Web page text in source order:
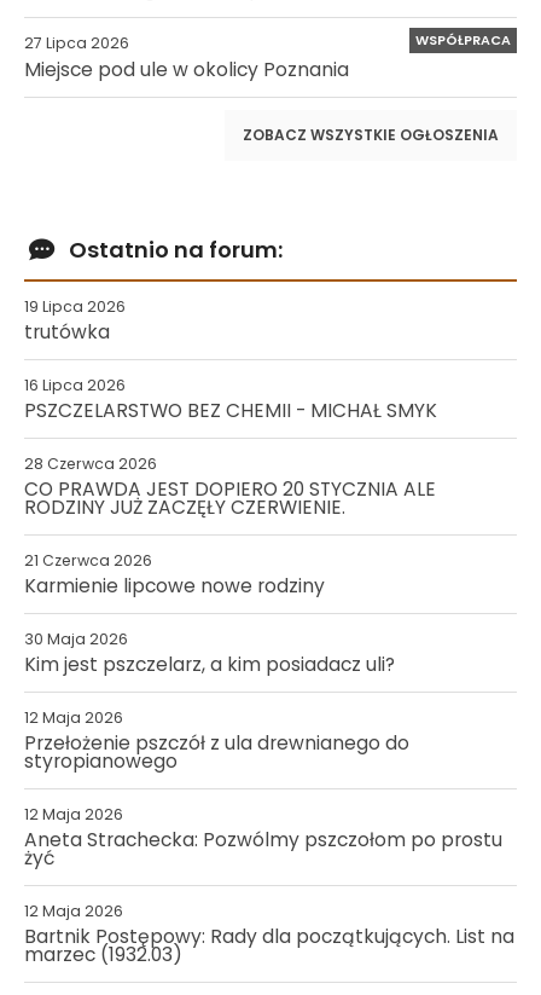
27 Lipca 2026 WSPÓŁPRACA
Miejsce pod ule w okolicy Poznania
ZOBACZ WSZYSTKIE OGŁOSZENIA
Ostatnio na forum:
19 Lipca 2026
trutówka
16 Lipca 2026
PSZCZELARSTWO BEZ CHEMII - MICHAŁ SMYK
28 Czerwca 2026
CO PRAWDA JEST DOPIERO 20 STYCZNIA ALE
RODZINY JUŻ ZACZĘŁY CZERWIENIE.
21 Czerwca 2026
Karmienie lipcowe nowe rodziny
30 Maja 2026
Kim jest pszczelarz, a kim posiadacz uli?
12 Maja 2026
Przełożenie pszczół z ula drewnianego do
styropianowego
12 Maja 2026
Aneta Strachecka: Pozwólmy pszczołom po prostu
żyć
12 Maja 2026
Bartnik Postępowy: Rady dla początkujących. List na
marzec (1932.03)